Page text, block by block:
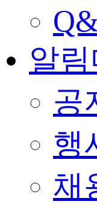
알
공
행
채